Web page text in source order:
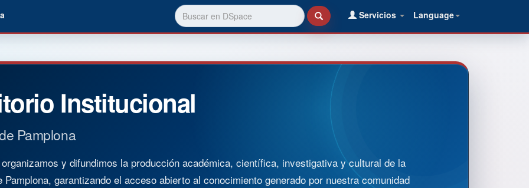
Language
Servicios
Institucional
Pamplona
y difundimos la producción académica, científica, investigativa y cultural de la
Pamplona, garantizando el acceso abierto al conocimiento generado por nuestra comunidad